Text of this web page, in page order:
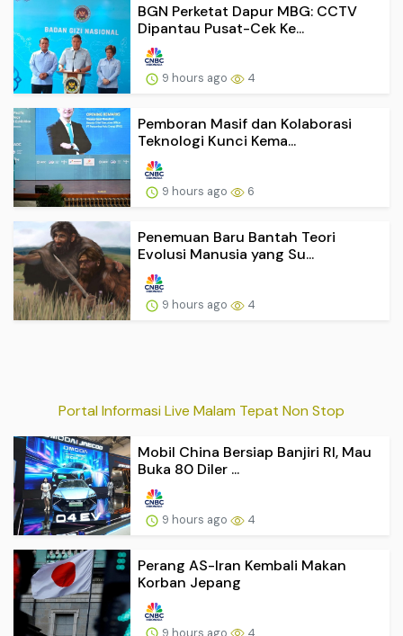
BGN Perketat Dapur MBG: CCTV
Dipantau Pusat-Cek Ke...
9 hours ago 4
Pemboran Masif dan Kolaborasi
Teknologi Kunci Kema...
9 hours ago 6
Penemuan Baru Bantah Teori
Evolusi Manusia yang Su...
9 hours ago 4
Portal Informasi Live Malam Tepat Non Stop
Mobil China Bersiap Banjiri RI, Mau
Buka 80 Diler ...
9 hours ago 4
Perang AS-Iran Kembali Makan
Korban Jepang
9 hours ago 4